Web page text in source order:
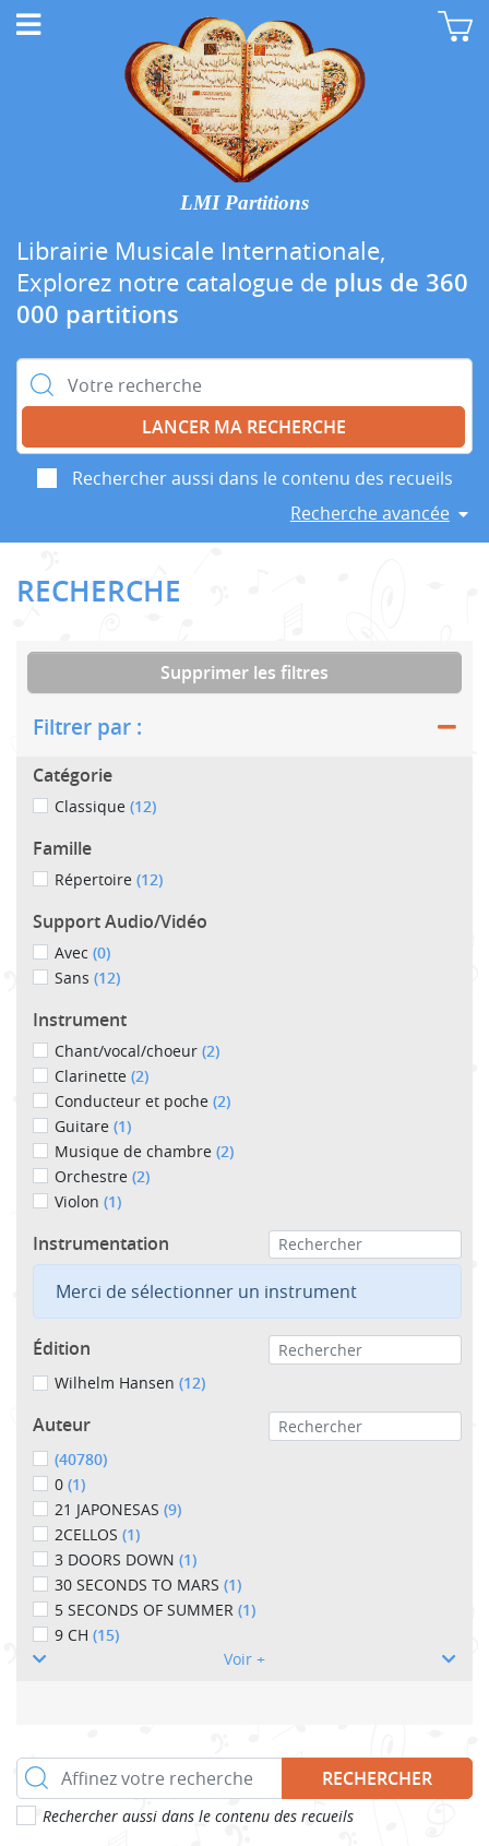
LMI Partitions
Librairie Musicale Internationale,
Explorez notre catalogue de plus de 360
000 partitions
Rechercher :
Rechercher aussi dans le contenu des recueils
Recherche avancée
RECHERCHE
Supprimer les filtres
Filtrer par :
Catégorie
Classique (12)
Famille
Répertoire (12)
Support Audio/Vidéo
Avec (0)
Sans (12)
Instrument
Chant/vocal/choeur (2)
Clarinette (2)
Conducteur et poche (2)
Guitare (1)
Musique de chambre (2)
Orchestre (2)
Violon (1)
Instrumentation
Merci de sélectionner un instrument
Édition
Wilhelm Hansen (12)
Auteur
(40780)
0 (1)
21 JAPONESAS (9)
2CELLOS (1)
3 DOORS DOWN (1)
30 SECONDS TO MARS (1)
5 SECONDS OF SUMMER (1)
9 CH (15)
Voir +
RECHERCHER
Rechercher aussi dans le contenu des recueils